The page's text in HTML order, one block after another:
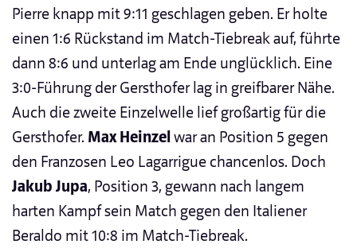
Pierre knapp mit 9:11 geschlagen geben. Er holte
einen 1:6 Rückstand im Match-Tiebreak auf, führte
dann 8:6 und unterlag am Ende unglücklich. Eine
3:0-Führung der Gersthofer lag in greifbarer Nähe.
Auch die zweite Einzelwelle lief großartig für die
Gersthofer. Max Heinzelwar an Position 5 gegen
den Franzosen Leo Lagarrigue chancenlos. Doch
Jakub Jupa, Position 3, gewann nach langem
harten Kampf sein Match gegen den Italiener
Beraldo mit 10:8 im Match-Tiebreak.